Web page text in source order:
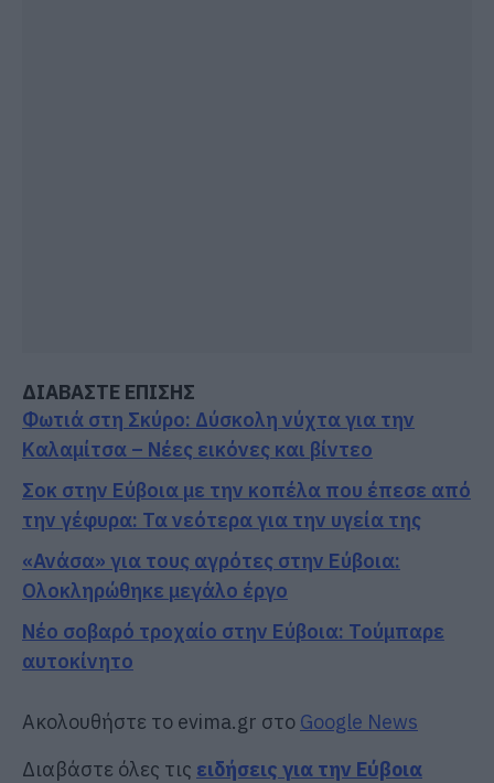
ΔΙΑΒΑΣΤΕ ΕΠΙΣΗΣ
Φωτιά στη Σκύρο: Δύσκολη νύχτα για την
Καλαμίτσα – Νέες εικόνες και βίντεο
Σοκ στην Εύβοια με την κοπέλα που έπεσε από
την γέφυρα: Τα νεότερα για την υγεία της
«Ανάσα» για τους αγρότες στην Εύβοια:
Ολοκληρώθηκε μεγάλο έργο
Νέο σοβαρό τροχαίο στην Εύβοια: Τούμπαρε
αυτοκίνητο
Ακολουθήστε το evima.gr στο Google News
Διαβάστε όλες τις ειδήσεις για την Εύβοια